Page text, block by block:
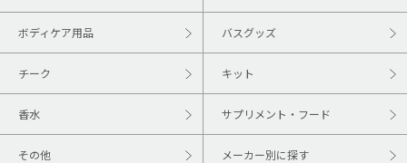
ボディケア用品 バスグッズ
チーク キット
香水 サプリメント・フード
その他 メーカー別に探す